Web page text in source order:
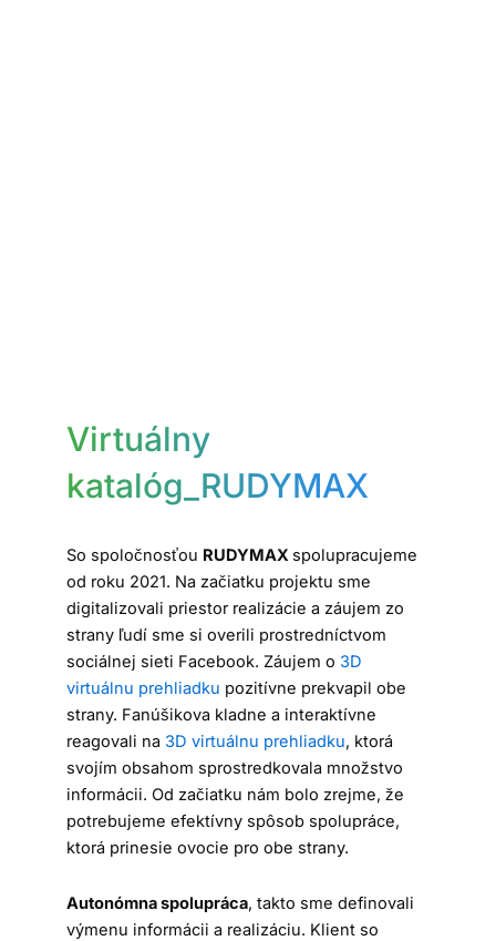
Virtuálny
katalóg_RUDYMAX
So spoločnosťou RUDYMAX spolupracujeme
od roku 2021. Na začiatku projektu sme
digitalizovali priestor realizácie a záujem zo
strany ľudí sme si overili prostredníctvom
sociálnej sieti Facebook. Záujem o 3D
virtuálnu prehliadku pozitívne prekvapil obe
strany. Fanúšikova kladne a interaktívne
reagovali na 3D virtuálnu prehliadku, ktorá
svojím obsahom sprostredkovala množstvo
informácii. Od začiatku nám bolo zrejme, že
potrebujeme efektívny spôsob spolupráce,
ktorá prinesie ovocie pro obe strany.
Autonómna spolupráca, takto sme definovali
výmenu informácii a realizáciu. Klient so